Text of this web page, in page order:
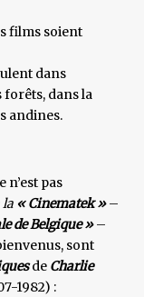
films soient
dans
forêts, dans la
andines.
pas
la « Cinematek »–
de Belgique »–
sont
de Charlie
1982) :